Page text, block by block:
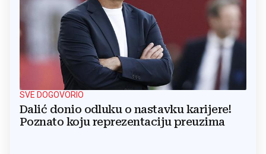
SVE DOGOVORIO
Dalić donio odluku o nastavku karijere!
Poznato koju reprezentaciju preuzima